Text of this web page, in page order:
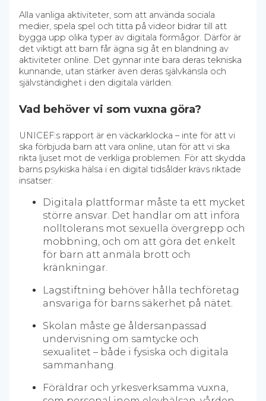
Alla vanliga aktiviteter, som att använda sociala
medier, spela spel och titta på videor bidrar till att
bygga upp olika typer av digitala förmågor. Därför är
det viktigt att barn får ägna sig åt en blandning av
aktiviteter online. Det gynnar inte bara deras tekniska
kunnande, utan stärker även deras självkänsla och
självständighet i den digitala världen.
Vad behöver vi som vuxna göra?
UNICEF:s rapport är en väckarklocka – inte för att vi
ska förbjuda barn att vara online, utan för att vi ska
rikta ljuset mot de verkliga problemen. För att skydda
barns psykiska hälsa i en digital tidsålder krävs riktade
insatser:
Digitala plattformar måste ta ett mycket
större ansvar. Det handlar om att införa
nolltolerans mot sexuella övergrepp och
mobbning, och om att göra det enkelt
för barn att anmäla brott och
kränkningar.
Lagstiftning behöver hålla techföretag
ansvariga för barns säkerhet på nätet.
Skolan måste ge åldersanpassad
undervisning om samtycke och
sexualitet – både i fysiska och digitala
sammanhang.
Föräldrar och yrkesverksamma vuxna,